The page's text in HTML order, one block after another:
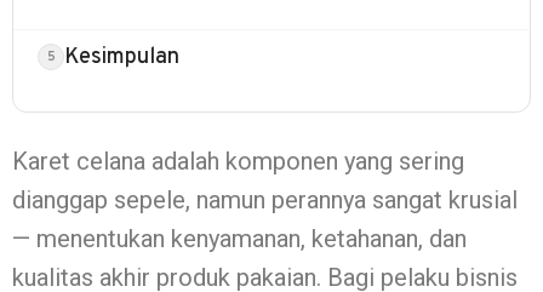
Kesimpulan
Karet celana adalah komponen yang sering
dianggap sepele, namun perannya sangat krusial
— menentukan kenyamanan, ketahanan, dan
kualitas akhir produk pakaian. Bagi pelaku bisnis